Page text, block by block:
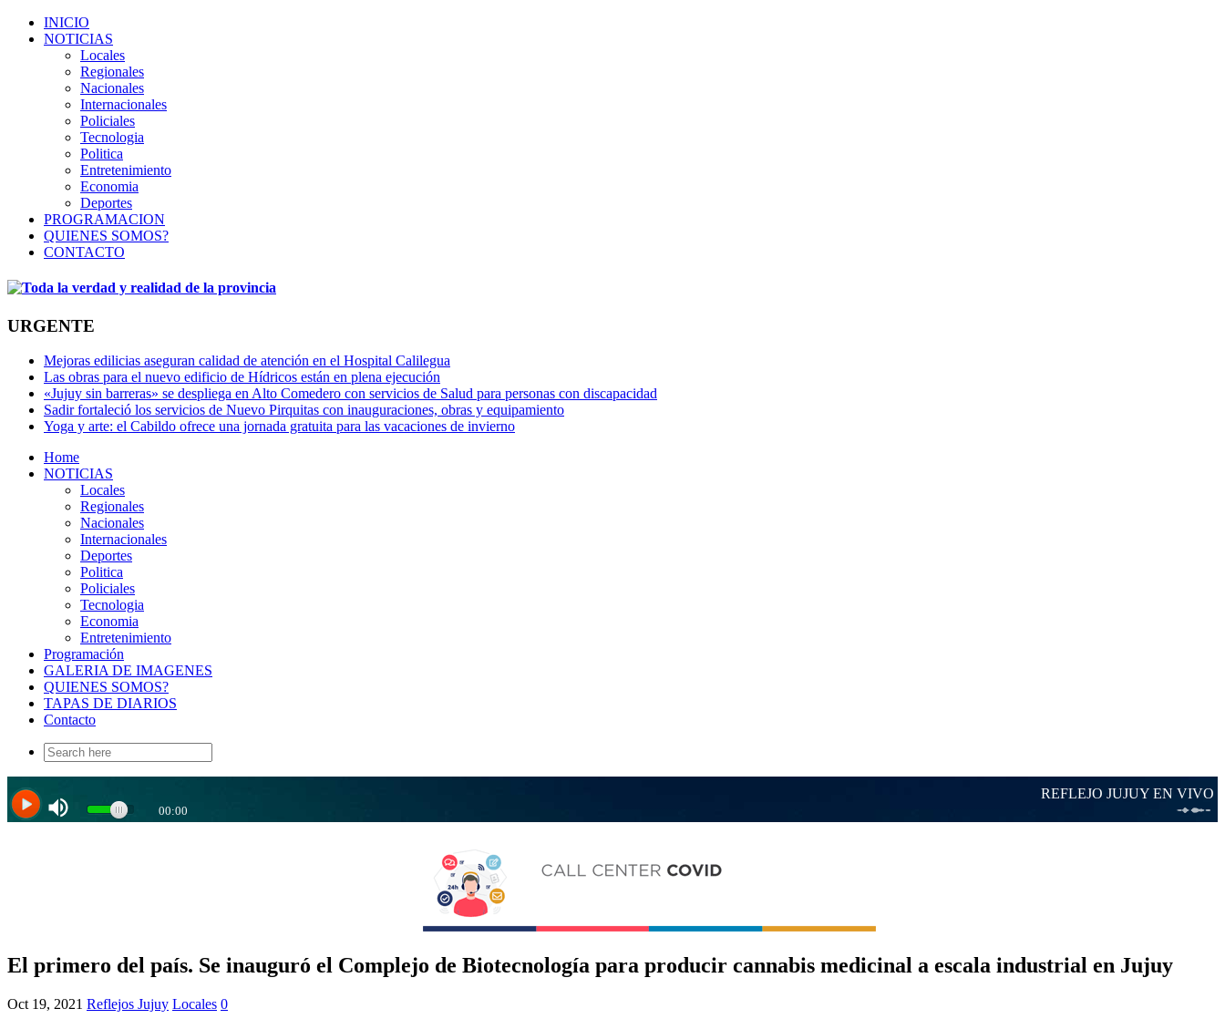
INICIO
NOTICIAS
Locales
Regionales
Nacionales
Internacionales
Policiales
Tecnologia
Politica
Entretenimiento
Economia
Deportes
PROGRAMACION
QUIENES SOMOS?
CONTACTO
URGENTE
Mejoras edilicias aseguran calidad de atención en el Hospital Calilegua
Las obras para el nuevo edificio de Hídricos están en plena ejecución
«Jujuy sin barreras» se despliega en Alto Comedero con servicios de Salud para personas con discapacidad
Sadir fortaleció los servicios de Nuevo Pirquitas con inauguraciones, obras y equipamiento
Yoga y arte: el Cabildo ofrece una jornada gratuita para las vacaciones de invierno
Home
NOTICIAS
Locales
Regionales
Nacionales
Internacionales
Deportes
Politica
Policiales
Tecnologia
Economia
Entretenimiento
Programación
GALERIA DE IMAGENES
QUIENES SOMOS?
TAPAS DE DIARIOS
Contacto
Search
for:
El primero del país. Se inauguró el Complejo de Biotecnología para producir cannabis medicinal a escala industrial en Jujuy
Oct 19, 2021 Reflejos Jujuy Locales 0